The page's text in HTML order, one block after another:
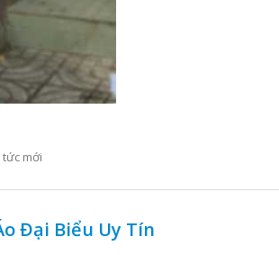
tức mới
Đại Biểu Uy Tín